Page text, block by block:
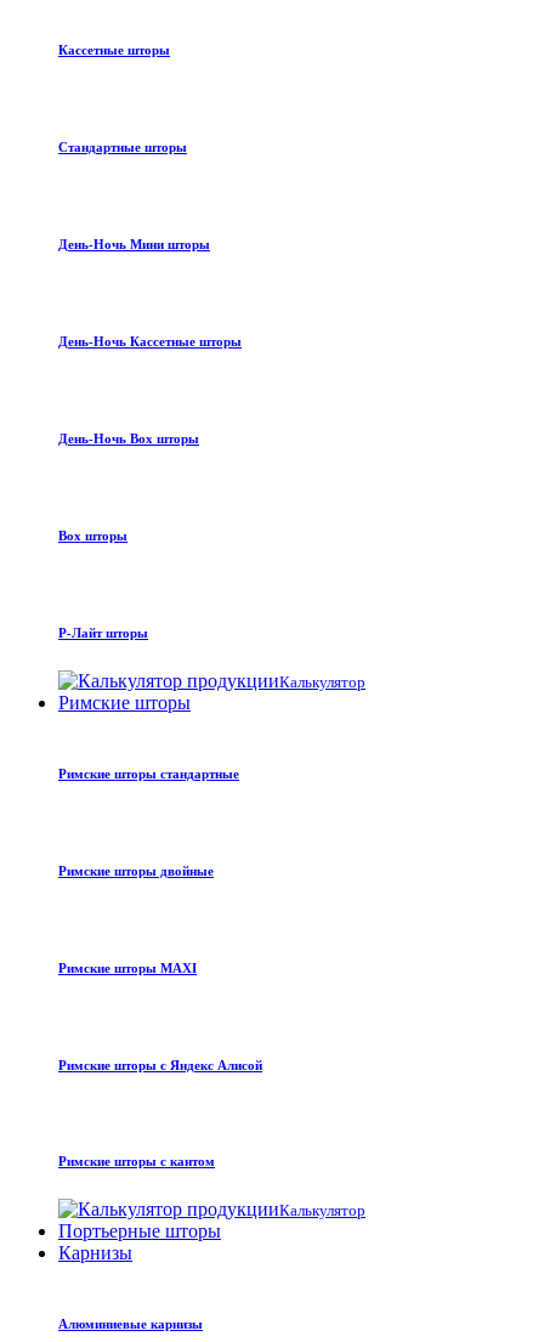
Кассетные шторы
Стандартные шторы
День-Ночь Мини шторы
День-Ночь Кассетные шторы
День-Ночь Box шторы
Box шторы
Р-Лайт шторы
Калькулятор
Римские шторы
Римские шторы стандартные
Римские шторы двойные
Римские шторы MAXI
Римские шторы с Яндекс Алисой
Римские шторы с кантом
Калькулятор
Портьерные шторы
Карнизы
Алюминиевые карнизы